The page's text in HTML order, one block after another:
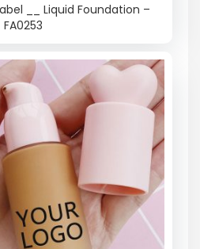
__ Liquid Foundation –
FA0253